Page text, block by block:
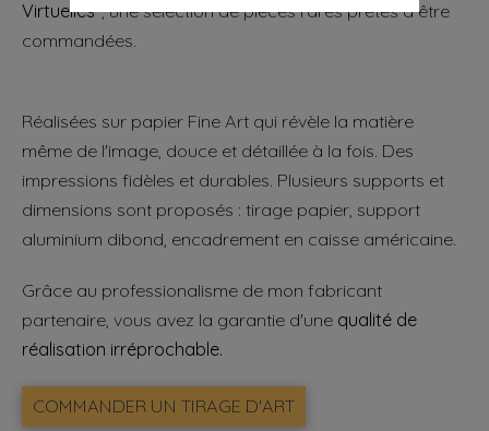
Virtuelles", une sélection de pièces rares prêtes à être
commandées.
Réalisées sur papier Fine Art qui révèle la matière
même de l'image, douce et détaillée à la fois. Des
impressions fidèles et durables. Plusieurs supports et
dimensions sont proposés : tirage papier, support
aluminium dibond, encadrement en caisse américaine.
Grâce au professionalisme de mon fabricant
partenaire, vous avez la garantie d'une qualité de
réalisation irréprochable.
COMMANDER UN TIRAGE D'ART